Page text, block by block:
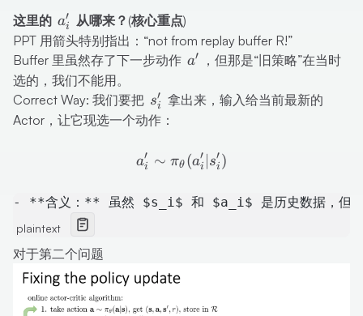
这里的 a'_i
ai
′
从哪来？(核心重点)
PPT 用箭头特别指出： “not from replay buffer R!”
Buffer 里虽然存了下一步动作 a'
a′
，但那是“旧策略”在当时
选的，我们不能用。
Correct Way: 我们要把 s'_i
si
′ 拿出来，输入给当前最新的
Actor，让它现选一个动作：
a'_i \sim \pi_{\theta}(a'_i
ai
′ ∼ πθ (ai
′ si
′ )
- **含义：** 虽然 $s_i$ 和 $a_i$ 是历史数据，但在
plaintext
对于第二个问题